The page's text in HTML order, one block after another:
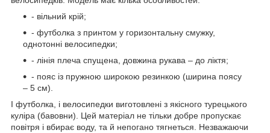
- вільний крій;
- футболка з принтом у горизонтальну смужку,
однотонні велосипедки;
- лінія плеча спущена, довжина рукава – до ліктя;
- пояс із пружною широкою резинкою (ширина поясу
– 5 см).
І футболка, і велосипедки виготовлені з якісного турецького
куліра (бавовни). Цей матеріал не тільки добре пропускає
повітря і вбирає воду, та й непогано тягнеться. Незважаючи